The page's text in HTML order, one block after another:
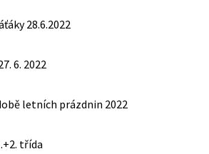
28.6.2022
6. 2022
letních prázdnin 2022
třída